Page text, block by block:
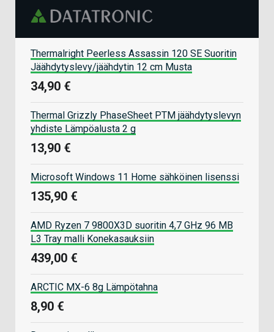
Thermalright Peerless Assassin 120 SE Suoritin
Jäähdytyslevy/jäähdytin 12 cm Musta
34,90 €
Thermal Grizzly PhaseSheet PTM jäähdytyslevyn
yhdiste Lämpöalusta 2 g
13,90 €
Microsoft Windows 11 Home sähköinen lisenssi
135,90 €
AMD Ryzen 7 9800X3D suoritin 4,7 GHz 96 MB
L3 Tray malli Konekasauksiin
439,00 €
ARCTIC MX-6 8g Lämpötahna
8,90 €